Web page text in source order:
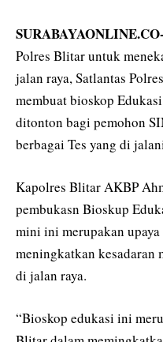
SURABAYAONLINE.CO-
Polres Blitar untuk
jalan raya, Satlantas
membuat bioskop
ditonton bagi pemohon
berbagai Tes yang di
Kapolres Blitar AKBP
pembukasn Bioskup
mini ini merupakan
meningkatkan kesadaran
di jalan raya.
“Bioskop edukasi ini